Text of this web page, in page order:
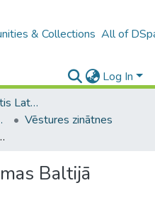
& Collections All of
Log In
A1 – Acta Universitatis Latviensis / Universitātes raksti / Scientific papers
)
Vēstures zinātnes
Baltijā
Baltijā